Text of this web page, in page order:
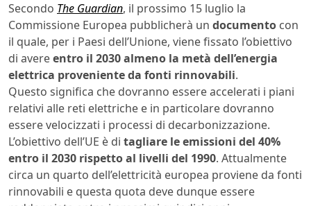
Secondo The Guardian, il prossimo 15 luglio la
Commissione Europea pubblicherà un documento con
il quale, per i Paesi dell’Unione, viene fissato l’obiettivo
di avereentro il 2030 almeno la metà dell’energia
elettrica proveniente da fonti rinnovabili.
Questo significa che dovranno essere accelerati i piani
relativi alle reti elettriche e in particolare dovranno
essere velocizzati i processi di decarbonizzazione.
L’obiettivo dell’UE è di tagliare le emissioni del 40%
entro il 2030 rispetto al livelli del 1990. Attualmente
circa un quarto dell’elettricità europea proviene da fonti
rinnovabili e questa quota deve dunque essere